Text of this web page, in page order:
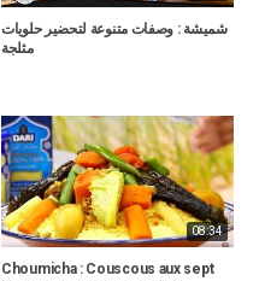
شميشة : وصفات متنوعة لتحضير حلويات
مثلجة
08:34
Choumicha : Couscous aux sept